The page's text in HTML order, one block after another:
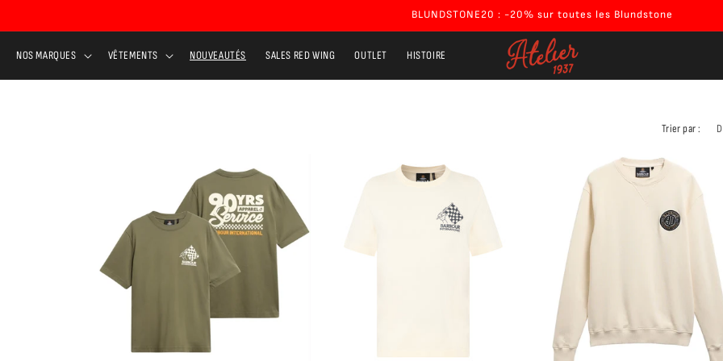
contenu
BLUNDSTONE20 : -20% sur toutes les Blundstone
NOS MARQUES VÊTEMENTS NOUVEAUTÉS SALES RED WING OUTLET HISTOIRE
Trier par :